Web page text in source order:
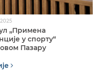
„Примена
у спорту“
Пазару